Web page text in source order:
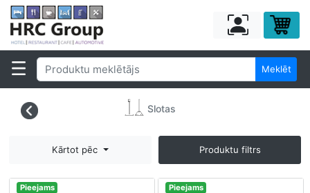
Meklēt
Slotas
Kārtot pēc Produktu filtrs
Pieejams Pieejams